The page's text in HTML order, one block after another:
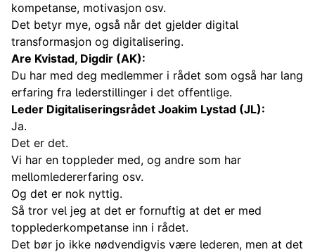
kompetanse, motivasjon osv.
Det betyr mye, også når det gjelder digital
transformasjon og digitalisering.
Are Kvistad, Digdir (AK):
Du har med deg medlemmer i rådet som også har lang
erfaring fra lederstillinger i det offentlige.
Leder Digitaliseringsrådet Joakim Lystad (JL):
Ja.
Det er det.
Vi har en toppleder med, og andre som har
mellomledererfaring osv.
Og det er nok nyttig.
Så tror vel jeg at det er fornuftig at det er med
topplederkompetanse inn i rådet.
Det bør jo ikke nødvendigvis være lederen, men at det